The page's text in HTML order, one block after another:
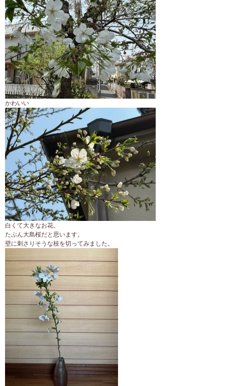
かわいい
白くて大きなお花。
たぶん大島桜だと思います。
壁に刺さりそうな枝を切ってみました。